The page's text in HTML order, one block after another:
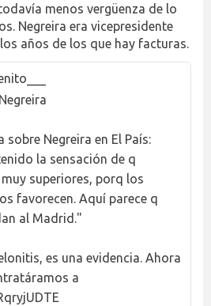
menos vergüenza de lo
Negreira era vicepresidente
los años de los que hay facturas.
sobre Negreira en El País:
la sensación de q
superiores, porq los
favorecen. Aquí parece q
al Madrid."
es una evidencia. Ahora
a